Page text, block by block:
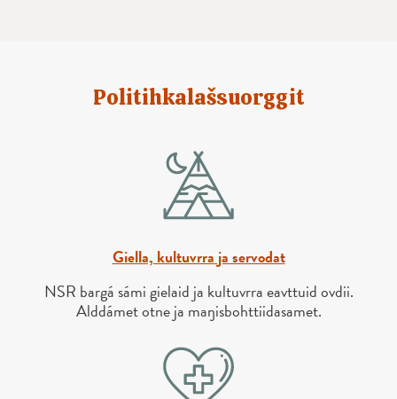
Politihkalašsuorggit
Giella, kultuvrra ja servodat
NSR bargá sámi gielaid ja kultuvrra eavttuid ovdii.
Alddámet otne ja maŋisbohttiidasamet.